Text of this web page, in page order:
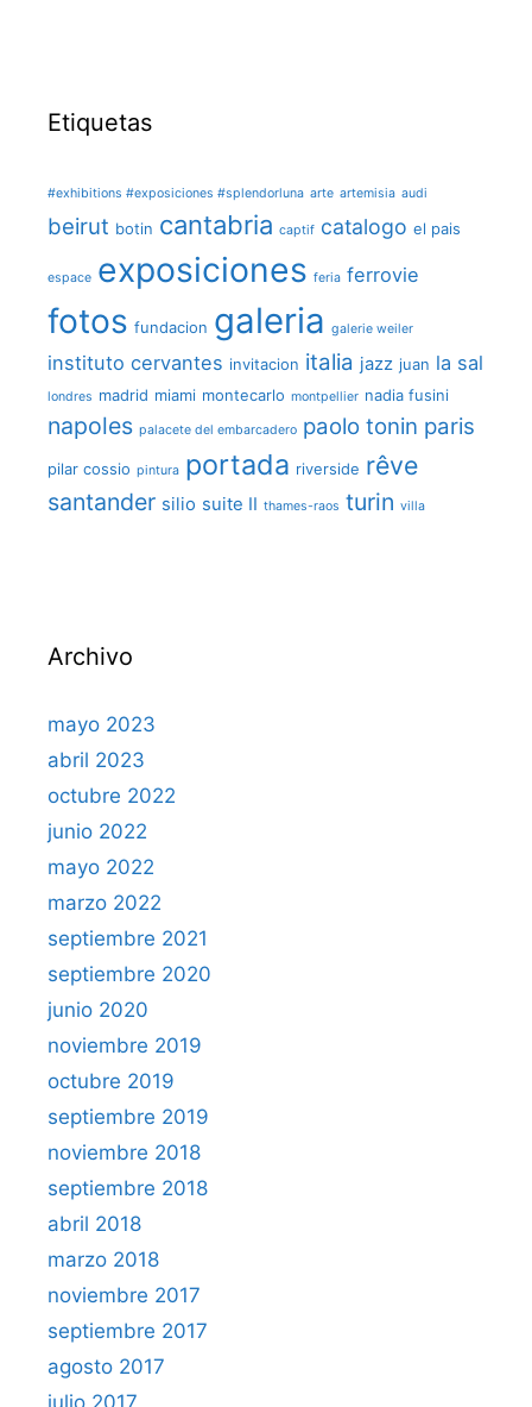
Etiquetas
#exhibitions #exposiciones #splendorluna arte artemisia audi
beirut botin cantabria captif catalogo el pais
espace exposiciones feria ferrovie
fotos fundacion galeria galerie weiler
instituto cervantes invitacion italia jazz juan la sal
londres madrid miami montecarlo montpellier nadia fusini
napoles palacete del embarcadero paolo tonin paris
pilar cossio pintura portada riverside rêve
santander silio suite II thames-raos turin villa
Archivo
mayo 2023
abril 2023
octubre 2022
junio 2022
mayo 2022
marzo 2022
septiembre 2021
septiembre 2020
junio 2020
noviembre 2019
octubre 2019
septiembre 2019
noviembre 2018
septiembre 2018
abril 2018
marzo 2018
noviembre 2017
septiembre 2017
agosto 2017
julio 2017